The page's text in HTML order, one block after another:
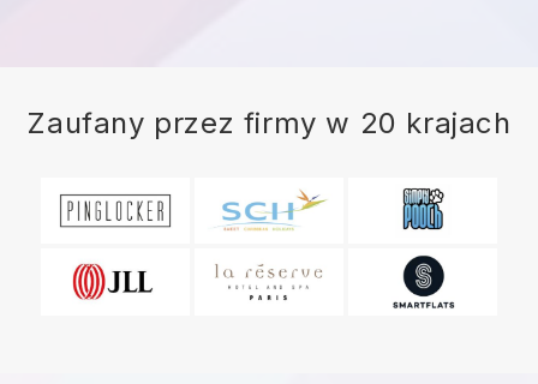
Zaufany przez firmy w 20 krajach